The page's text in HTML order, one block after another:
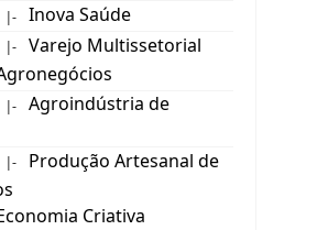
|- Inova Saúde
|-
Varejo Multissetorial
|-
Agroindústria de
|-
Produção Artesanal de
Criativa